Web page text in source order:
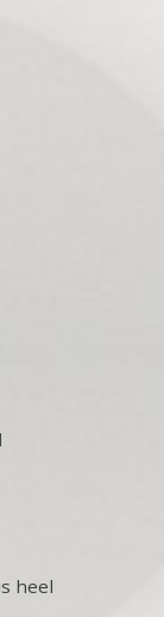
heel